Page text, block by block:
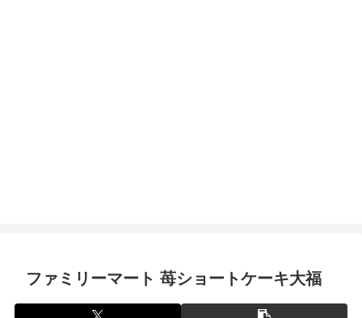
ファミリーマート 苺ショートケーキ大福